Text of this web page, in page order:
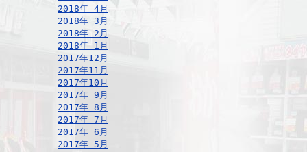
2018年 4月
2018年 3月
2018年 2月
2018年 1月
2017年12月
2017年11月
2017年10月
2017年 9月
2017年 8月
2017年 7月
2017年 6月
2017年 5月